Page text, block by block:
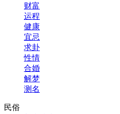
财富
运程
健康
宜忌
求卦
性情
合婚
解梦
测名
民俗